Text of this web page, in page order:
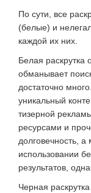
По сути, все
(белые) и
каждой их них.
Белая раскрутка
обманывает
достаточно
уникальный
тизерной
ресурсами и
долговечность,
использовании
результатов,
Черная